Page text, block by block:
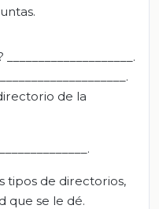
de la
tipos de directorios,
que se le dé.